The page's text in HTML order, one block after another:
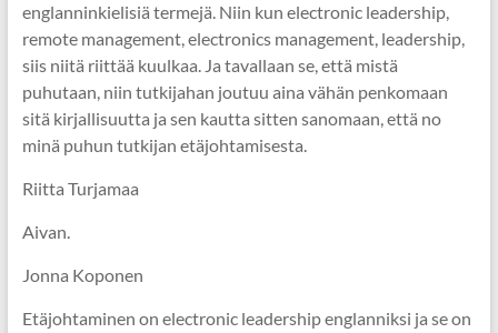
englanninkielisiä termejä. Niin kun electronic leadership,
remote management, electronics management, leadership,
siis niitä riittää kuulkaa. Ja tavallaan se, että mistä
puhutaan, niin tutkijahan joutuu aina vähän penkomaan
sitä kirjallisuutta ja sen kautta sitten sanomaan, että no
minä puhun tutkijan etäjohtamisesta.
Riitta Turjamaa
Aivan.
Jonna Koponen
Etäjohtaminen on electronic leadership englanniksi ja se on